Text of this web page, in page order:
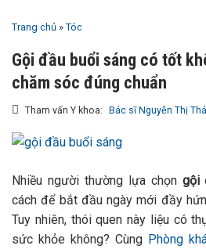
Trang chủ » Tóc
Gội đầu buổi sáng có tốt
chăm sóc đúng chuẩn
Tham vấn Y khoa: Bác sĩ Nguyễn Thị
Nhiều người thường lựa chọn gội
cách để bắt đầu ngày mới đầy
Tuy nhiên, thói quen này liệu có
sức khỏe không? Cùng Phòng